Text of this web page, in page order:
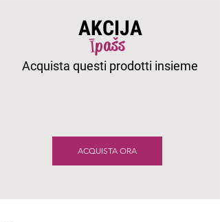
AKCIJA
Īpašs
Acquista questi prodotti insieme
ACQUISTA ORA